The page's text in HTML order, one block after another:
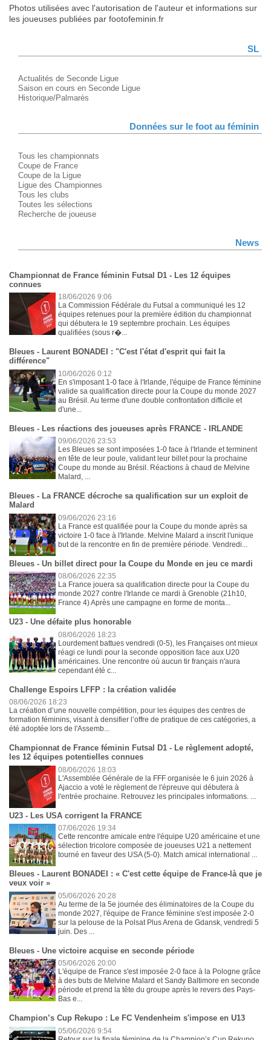
Photos utilisées avec l'autorisation de l'auteur et informations sur
les joueuses publiées par footofeminin.fr
SL
Actualités de Seconde Ligue
Saison en cours en Seconde Ligue
Historique/Palmarès
Données sur le foot au féminin
Tous les championnats
Coupe de France
Coupe de la Ligue
Ligue des Championnes
Tous les clubs
Toutes les sélections
Recherche de joueuse
News
Championnat de France féminin Futsal D1 - Les 12 équipes
connues
18/06/2026 9:06
La Commission Fédérale du Futsal a communiqué les 12
équipes retenues pour la première édition du championnat
qui débutera le 19 septembre prochain. Les équipes
qualifiées (sous r�...
Bleues - Laurent BONADEI : "C'est l'état d'esprit qui fait la
différence"
10/06/2026 0:12
En s'imposant 1-0 face à l'Irlande, l'équipe de France féminine
valide sa qualification directe pour la Coupe du monde 2027
au Brésil. Au terme d'une double confrontation difficile et
d'une...
Bleues - Les réactions des joueuses après FRANCE - IRLANDE
09/06/2026 23:53
Les Bleues se sont imposées 1-0 face à l'Irlande et terminent
en tête de leur poule, validant leur billet pour la prochaine
Coupe du monde au Brésil. Réactions à chaud de Melvine
Malard, ...
Bleues - La FRANCE décroche sa qualification sur un exploit de
Malard
09/06/2026 23:16
La France est qualifiée pour la Coupe du monde après sa
victoire 1-0 face à l'Irlande. Melvine Malard a inscrit l'unique
but de la rencontre en fin de première période. Vendredi...
Bleues - Un billet direct pour la Coupe du Monde en jeu ce mardi
08/06/2026 22:35
La France jouera sa qualification directe pour la Coupe du
monde 2027 contre l'Irlande ce mardi à Grenoble (21h10,
France 4) Après une campagne en forme de monta...
U23 - Une défaite plus honorable
08/06/2026 18:23
Lourdement battues vendredi (0-5), les Françaises ont mieux
réagi ce lundi pour la seconde opposition face aux U20
américaines. Une rencontre où aucun tir français n'aura
cependant été c...
Challenge Espoirs LFFP : la création validée
08/06/2026 18:23
La création d’une nouvelle compétition, pour les équipes des centres de
formation féminins, visant à densifier l’offre de pratique de ces catégories, a
été adoptée lors de l'Assemb...
Championnat de France féminin Futsal D1 - Le règlement adopté,
les 12 équipes potentielles connues
08/06/2026 18:03
L'Assemblée Générale de la FFF organisée le 6 juin 2026 à
Ajaccio a voté le règlement de l'épreuve qui débutera à
l'entrée prochaine. Retrouvez les principales informations. ...
U23 - Les USA corrigent la FRANCE
07/06/2026 19:34
Cette rencontre amicale entre l'équipe U20 américaine et une
sélection tricolore composée de joueuses U21 a nettement
tourné en faveur des USA (5-0). Match amical international ...
Bleues - Laurent BONADEI : « C'est cette équipe de France-là que je
veux voir »
05/06/2026 20:28
Au terme de la 5e journée des éliminatoires de la Coupe du
monde 2027, l'équipe de France féminine s'est imposée 2-0
sur la pelouse de la Polsat Plus Arena de Gdansk, vendredi 5
juin. Des ...
Bleues - Une victoire acquise en seconde période
05/06/2026 20:00
L'équipe de France s'est imposée 2-0 face à la Pologne grâce
à des buts de Melvine Malard et Sandy Baltimore en seconde
période et prend la tête du groupe après le revers des Pays-
Bas e...
Champion’s Cup Rekupo : Le FC Vendenheim s'impose en U13
05/06/2026 9:54